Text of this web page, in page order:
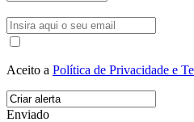
Aceito a Política de Privacidade e
Enviado